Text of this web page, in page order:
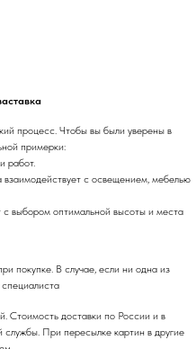
процесс. Чтобы вы были уверены в
примерки:
работ.
взаимодействует с освещением, мебелью
выбором оптимальной высоты и места
покупке. В случае, если ни одна из
Стоимость доставки по России и в
службы. При пересылке картин в другие